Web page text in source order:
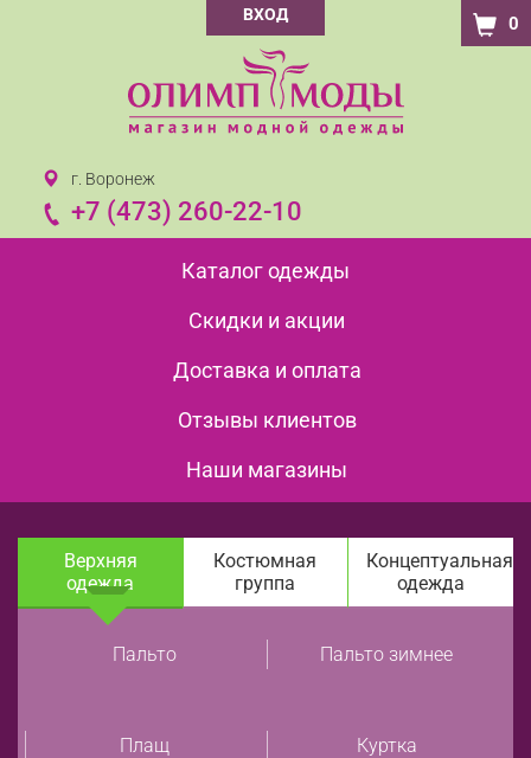
ВХОД 0
г. Воронеж
+7 (473) 260-22-10
Каталог одежды
Скидки и акции
Доставка и оплата
Отзывы клиентов
Наши магазины
Верхняя
одежда
Костюмная
группа
Концептуальная
одежда
Пальто Пальто зимнее
Плащ Куртка